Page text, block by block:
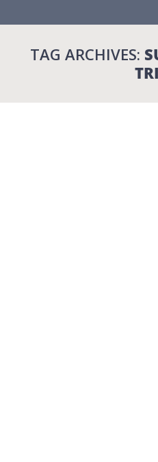
TAG ARCHIVES: